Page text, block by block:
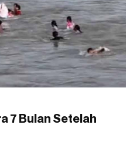
7 Bulan Setelah